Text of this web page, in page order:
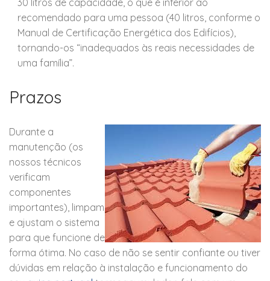
30 litros de capacidade, o que é inferior ao
recomendado para uma pessoa (40 litros, conforme o
Manual de Certificação Energética dos Edifícios),
tornando-os “inadequados às reais necessidades de
uma família”.
Prazos
Durante a
manutenção (os
nossos técnicos
verificam
componentes
importantes), limpam
e ajustam o sistema
para que funcione de
forma ótima. No caso de não se sentir confiante ou tiver
dúvidas em relação à instalação e funcionamento do